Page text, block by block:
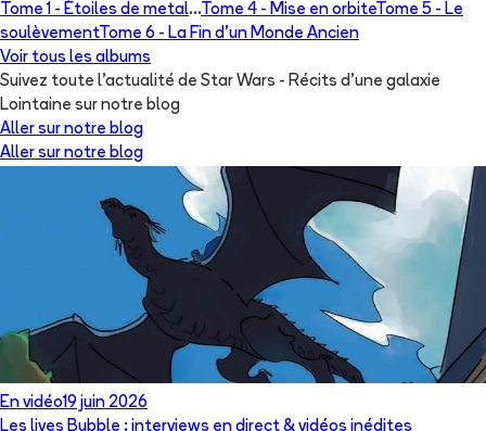
Tome 1 - Étoiles de metal...Tome 4 - Mise en orbiteTome 5 - Le
soulèvementTome 6 - La Fin d'un Monde Ancien
Voir tous les albums
Suivez toute l'actualité de Star Wars - Récits d’une galaxie
Lointaine sur notre blog
Aller sur notre blog
Aller sur notre blog
En vidéo19 juin 2026
Les lives Bubble : interviews en direct & vidéos inédites